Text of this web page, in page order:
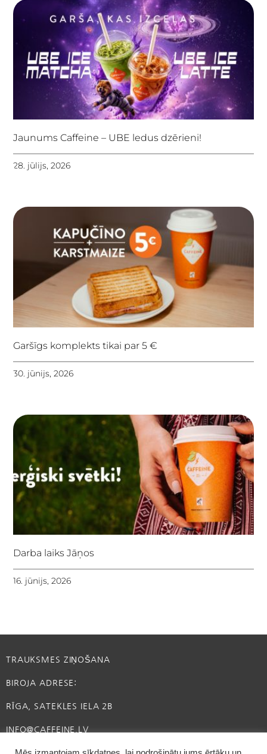
Jaunums Caffeine – UBE ledus dzērieni!
28. jūlijs, 2026
Garšīgs komplekts tikai par 5 €
30. jūnijs, 2026
Darba laiks Jāņos
16. jūnijs, 2026
TRAUKSMES ZIŅOŠANA
BIROJA ADRESE:
RĪGA, SATEKLES IELA 2B
INFO@CAFFEINE.LV